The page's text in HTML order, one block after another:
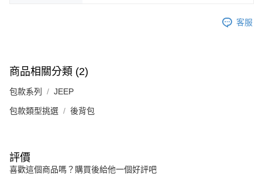
客服
商品相關分類 (2)
包款系列 JEEP
包款類型挑選 後背包
評價
喜歡這個商品嗎？購買後給他一個好評吧